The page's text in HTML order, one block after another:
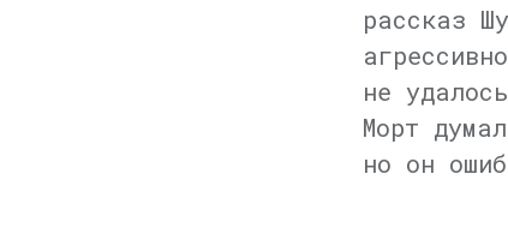
рассказ
не
Морт
но он